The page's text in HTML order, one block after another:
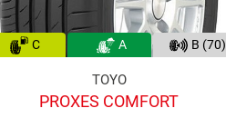
C A B (70)
TOYO
PROXES COMFORT